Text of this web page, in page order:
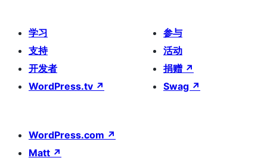
学习
支持
开发者
WordPress.tv ↗
参与
活动
捐赠 ↗
Swag ↗
WordPress.com ↗
Matt ↗